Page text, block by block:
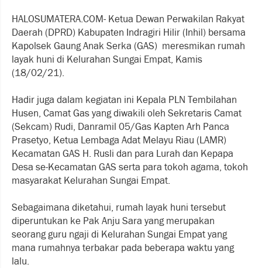
HALOSUMATERA.COM- Ketua Dewan Perwakilan Rakyat
Daerah (DPRD) Kabupaten Indragiri Hilir (Inhil) bersama
Kapolsek Gaung Anak Serka (GAS) meresmikan rumah
layak huni di Kelurahan Sungai Empat, Kamis
(18/02/21).
Hadir juga dalam kegiatan ini Kepala PLN Tembilahan
Husen, Camat Gas yang diwakili oleh Sekretaris Camat
(Sekcam) Rudi, Danramil 05/Gas Kapten Arh Panca
Prasetyo, Ketua Lembaga Adat Melayu Riau (LAMR)
Kecamatan GAS H. Rusli dan para Lurah dan Kepapa
Desa se-Kecamatan GAS serta para tokoh agama, tokoh
masyarakat Kelurahan Sungai Empat.
Sebagaimana diketahui, rumah layak huni tersebut
diperuntukan ke Pak Anju Sara yang merupakan
seorang guru ngaji di Kelurahan Sungai Empat yang
mana rumahnya terbakar pada beberapa waktu yang
lalu.